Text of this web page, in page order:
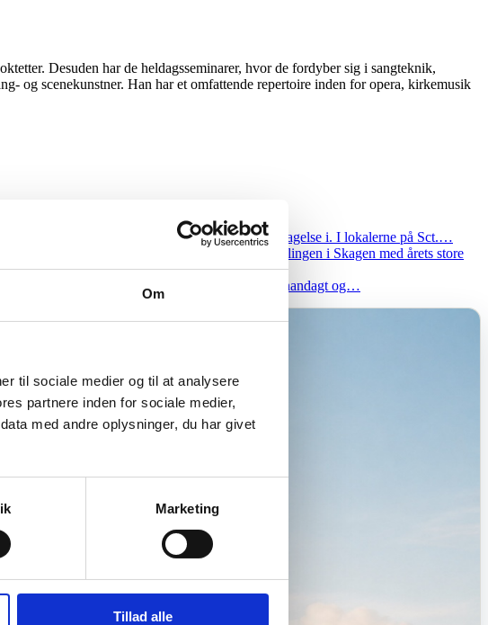
Om
til sociale medier og til at analysere
partnere inden for sociale medier,
med andre oplysninger, du har givet
Marketing
Tillad alle
Desuden har de heldagsseminarer, hvor de fordyber sig i sangteknik,
og scenekunstner. Han har et omfattende repertoire inden for opera, kirkemusik
gennem juli været endnu mere kunst at gå på opdagelse i. I lokalerne på Sct.…
åbning i påsken fortsætter Galleri Juul udviklingen i Skagen med årets store
i Skagen Kapel. Velkommen til en kort morgenandagt og…